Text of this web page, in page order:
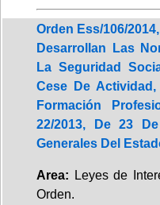
Orden Ess/106/
Desarrollan Las
La Seguridad
Cese De
Formación
22/2013, De 23
Generales Del
Area: Leyes de
Orden.